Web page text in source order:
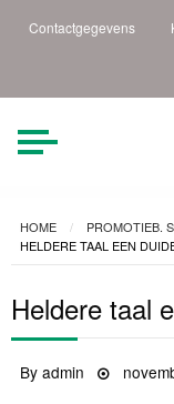
Contactgegevens
HOME
PROMOTIEB.
HELDERE TAAL EEN
Heldere taal
Byadmin
Posted